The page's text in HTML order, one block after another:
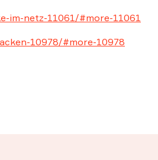
im-netz-11061/#more-11061
10978/#more-10978